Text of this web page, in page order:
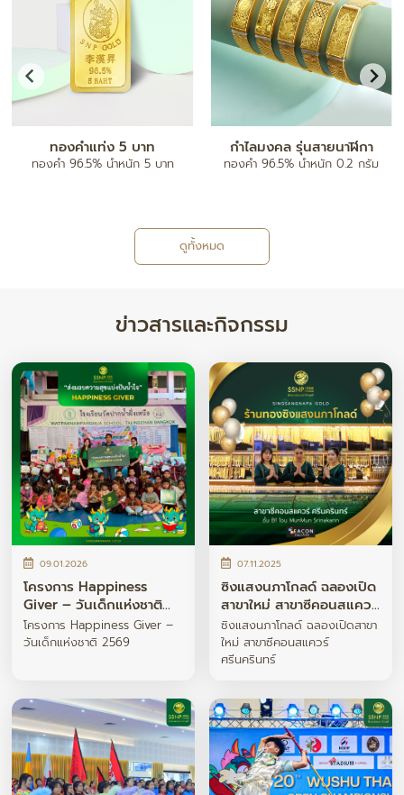
ทองคำแท่ง 5 บาท
ทองคำ 96.5% น้ำหนัก 5 บาท
กำไลมงคล รุ่นสายนาฬิกา
ทองคำ 96.5% น้ำหนัก 0.2 กรัม
ดูทั้งหมด
ข่าวสารและกิจกรรม
09.01.2026
โครงการ Happiness
Giver – วันเด็กแห่งชาติ
2569
โครงการ Happiness Giver –
วันเด็กแห่งชาติ 2569
07.11.2025
ซิงแสงนภาโกลด์ ฉลองเปิด
สาขาใหม่ สาขาซีคอนสแควร์
ศรีนครินทร์
ซิงแสงนภาโกลด์ ฉลองเปิดสาขา
ใหม่ สาขาซีคอนสแควร์
ศรีนครินทร์